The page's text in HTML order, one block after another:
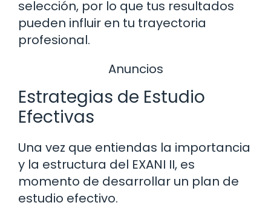
selección, por lo que tus resultados
pueden influir en tu trayectoria
profesional.
Anuncios
Estrategias de Estudio
Efectivas
Una vez que entiendas la importancia
y la estructura del EXANI II, es
momento de desarrollar un plan de
estudio efectivo.